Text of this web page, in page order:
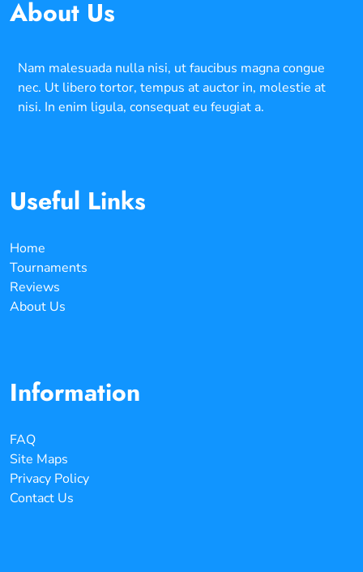
About Us
Nam malesuada nulla nisi, ut faucibus magna congue
nec. Ut libero tortor, tempus at auctor in, molestie at
nisi. In enim ligula, consequat eu feugiat a.
Useful Links
Home
Tournaments
Reviews
About Us
Information
FAQ
Site Maps
Privacy Policy
Contact Us